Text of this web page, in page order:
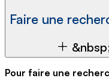
Faire une
Pour faire une